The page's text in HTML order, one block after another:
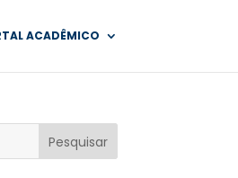
ACADÊMICO